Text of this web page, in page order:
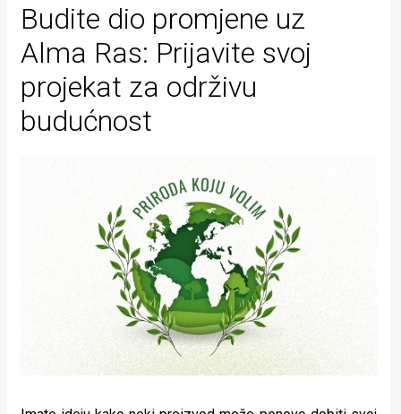
Književnost
Muzika
Film
Intervju
Budite dio promjene uz
Alma Ras: Prijavite svoj
projekat za održivu
budućnost